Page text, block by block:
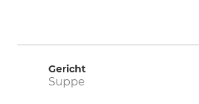
Gericht
Suppe